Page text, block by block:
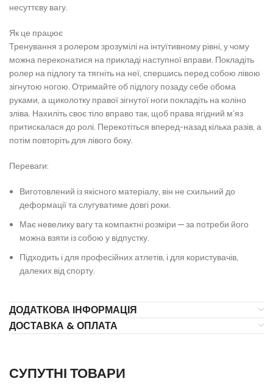
несуттєву вагу.
Як це працює
Тренування з ролером зрозумілі на інтуїтивному рівні, у чому
можна переконатися на прикладі наступної вправи. Покладіть
ролер на підлогу та тягніть на неї, спершись перед собою лівою
зігнутою ногою. Отримайте об підлогу позаду себе обома
руками, а щиколотку правої зігнутої ноги покладіть на коліно
зліва. Нахиліть своє тіло вправо так, щоб права ягідний м’яз
притискалася до ролі. Перекотіться вперед-назад кілька разів, а
потім повторіть для лівого боку.
Переваги:
Виготовлений із якісного матеріалу, він не схильний до
деформації та слугуватиме довгі роки.
Має невелику вагу та компактні розміри — за потреби його
можна взяти із собою у відпустку.
Підходить і для професійних атлетів, і для користувачів,
далеких від спорту.
ДОДАТКОВА ІНФОРМАЦІЯ
ДОСТАВКА & ОПЛАТА
СУПУТНІ ТОВАРИ